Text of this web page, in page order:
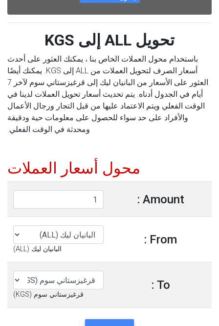
تحويل ALL إلى KGS
باستخدام محول العملات الخاص بنا ، يمكنك العثور على أحدث
أسعار الصرف لتحويل العملات من ALL إلى KGS. يمكنك أيضًا
العثور على الأسعار من البانيان ليك إلى قرغيزستاني سوم لآخر 7
أيام في الجدول أدناه. يتم تحديث أسعار تحويل العملات لدينا في
الوقت الفعلي ويتم الاعتماد عليها من قبل التجار ورجال الأعمال
والأفراد على حد سواء للحصول على معلومات حية ودقيقة
ومحدثة في الوقت الفعلي.
محول أسعار العملات
Amount :
From :
البانيان ليك (ALL)
To :
قرغيزستاني سوم (KGS)